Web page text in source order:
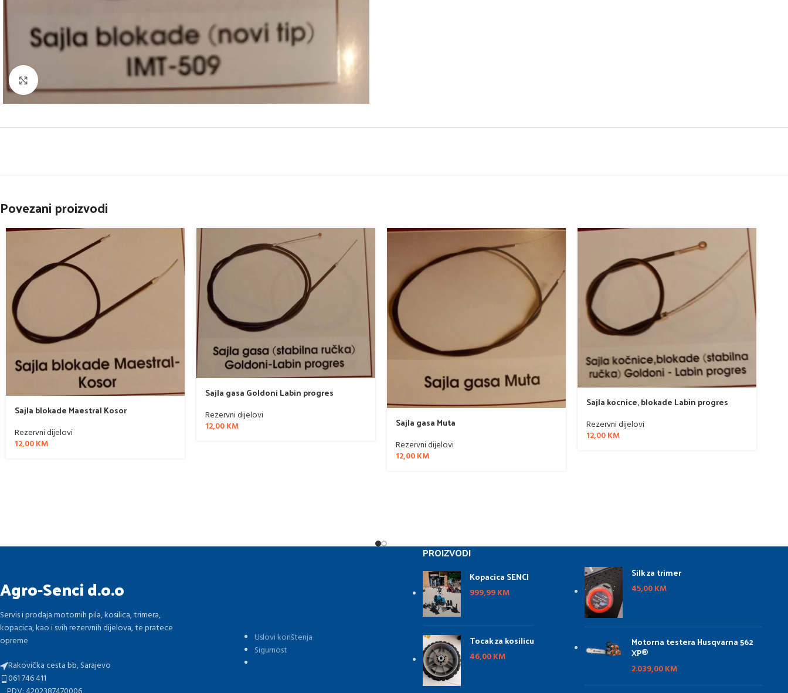
Povezani proizvodi
Sajla blokade Maestral Kosor
Rezervni dijelovi
12,00KM
Sajla gasa Goldoni Labin progres
Rezervni dijelovi
12,00KM Sajla gasa Muta
Rezervni dijelovi
12,00KM
Sajla kocnice, blokade Labin progres
Rezervni dijelovi
12,00KM
Agro-Senci d.o.o
Servis i prodaja motornih pila, kosilica, trimera,
kopacica, kao i svih rezervnih dijelova, te pratece
opreme
Rakovička cesta bb, Sarajevo
061 746 411
Uslovi korištenja
Sigurnost
PROIZVODI
Kopacica SENCI
999,99KM
Tocak za kosilicu
46,00KM
Silk za trimer
45,00KM
Motorna testera Husqvarna 562
XP®
2.039,00KM